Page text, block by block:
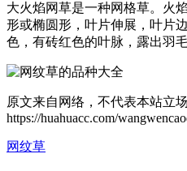
大火焰网草是一种网格草。火
形或椭圆形，叶片伸展，叶片
色，有砖红色的叶脉，露出羽
原文来自网络，不代表本站立
https://huahuacc.com/
网纹草